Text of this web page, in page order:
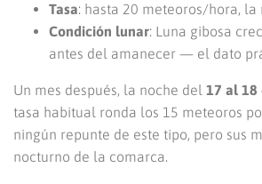
Tasa: hasta 20 meteoros/hora, la
Condición lunar: Luna gibosa
antes del amanecer — el dato
Un mes después, la noche del 17 al 18
tasa habitual ronda los 15 meteoros
ningún repunte de este tipo, pero sus
nocturno de la comarca.